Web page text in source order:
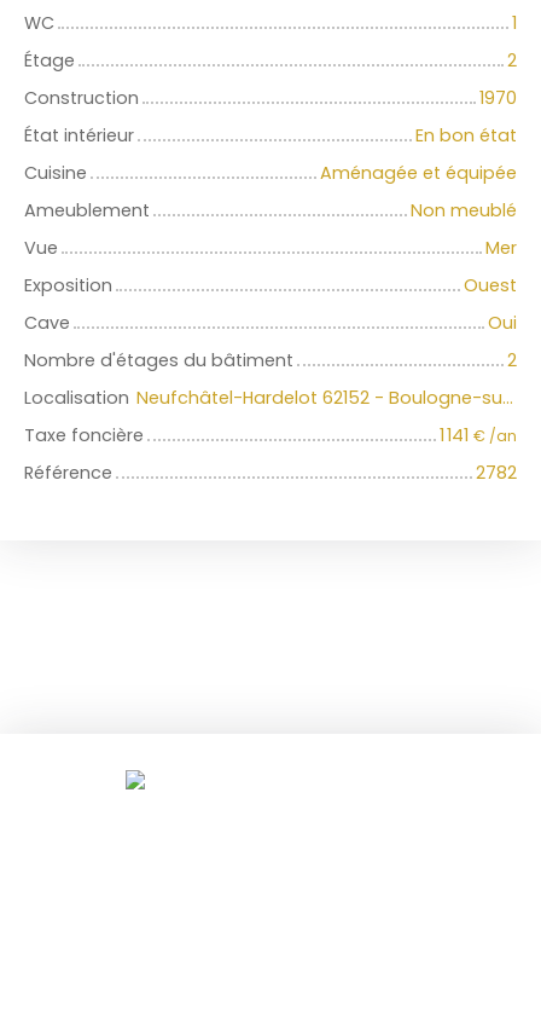
WC
1
Étage
2
Construction
1970
État intérieur
En bon état
Cuisine
Aménagée et équipée
Ameublement
Non meublé
Vue
Mer
Exposition
Ouest
Cave
Oui
Nombre d'étages du bâtiment
2
Localisation
Neufchâtel-Hardelot 62152 - Boulogne-sur-Mer, Côte d Opale, Terre des Deux Caps, Desvres, Samer
Taxe foncière
1 141 € /an
Référence 2782